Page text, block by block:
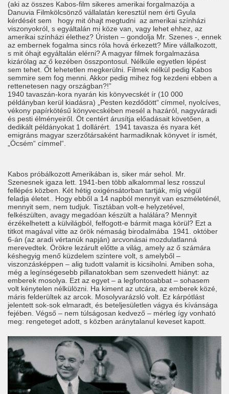
(aki az összes Kabos-film sikeres amerikai forgalmazója a
Danuvia Filmkölcsönző vállalatán keresztül nem érti Gyula
kérdését sem hogy mit óhajt megtudni az amerikai színházi
viszonyokról, s egyáltalán mi köze van, vagy lehet ehhez, az
amerikai színházi élethez? Úristen – gondolja Mr. Szenes -, ennek
az embernek fogalma sincs róla hová érkezett? Mire vállalkozott,
s mit óhajt egyáltalán elérni? A magyar filmek forgalmazása
kizárólag az ő kezében összpontosul. Nélküle egyetlen lépést
sem tehet. Őt lehetetlen megkerülni. Filmek nélkül pedig Kabos
semmire sem fog menni. Akkor pedig mihez fog kezdeni ebben a
rettenetesen nagy országban?!”
1940 tavaszán-kora nyarán kis könyvecskét ír (10 000
példányban kerül kiadásra) „Pesten kezdődött“ címmel, nyolcíves,
vékony papírkötésű könyvecskében mesél a hazáról, nagyváradi
és pesti élményeiről. Öt centért árusítja előadásait követően, a
dedikált példányokat 1 dollárért. 1941 tavasza és nyara két
emigráns magyar szerzőtársaként harmadiknak könyvet ír ismét,
„Öcsém“ címmel“.
Kabos próbálkozott Amerikában is, siker már sehol. Mr.
Szenesnek igaza lett. 1941-ben több alkalommal lesz rosszul
fellépés közben. Két hétig oxigénsátorban tartják, míg végül
feladja életet.. Hogy ebből a 14 napból mennyit van eszméleténél,
mennyit sem, nem tudjuk. Tisztában volt-e helyzetével,
felkészülten, avagy megadóan készült a halálára? Mennyit
érzékelhetett a külvilágból, felfogott-e bármit maga körül? Ezt a
titkot magával vitte az örök némaság birodalmába 1941. október
6-án (az aradi vértanúk napján) arcvonásai mozdulatlanná
merevedtek. Örökre lezárult előtte a világ, amely az ő számára
késhegyig menő küzdelem színtere volt, s amelyből –
viszonzásképpen – alig tudott valamit is kicsiholni. Amiben soha,
még a legínségesebb pillanatokban sem szenvedett hiányt: az
emberek mosolya. Ezt az egyet – a legfontosabbat – sohasem
volt kénytelen nélkülözni. Ha kiment az utcára, az emberek közé,
máris felderültek az arcok. Mosolyvarázsló volt. Ez kárpótlást
jelentett sok-sok elmaradt, és beteljesületlen vágya és kívánsága
fejében. Végső – nem túlságosan kedvező – mérleg így vonható
meg: rengeteget adott, s közben aránytalanul keveset kapott.